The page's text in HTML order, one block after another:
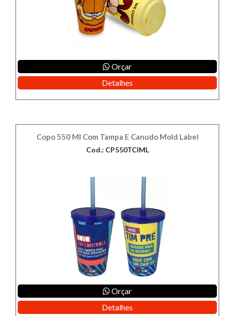
Orçar
Detalhes
Copo 550 Ml Com Tampa E Canudo Mold Label
Cod.: CP550TCIML
Orçar
Detalhes